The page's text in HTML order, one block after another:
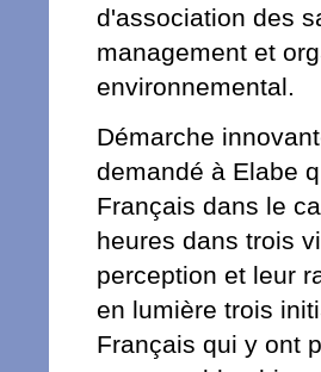
d'association des
management et
environnemental.
Démarche
demandé à Elabe
Français dans le
heures dans trois
perception et leur
en lumière trois
Français qui y ont